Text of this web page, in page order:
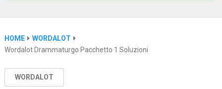
HOME
WORDALOT
Wordalot Drammaturgo Pacchetto 1 Soluzioni
WORDALOT